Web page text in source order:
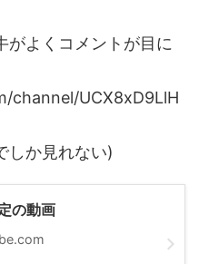
よくコメントが目に
channel/UCX8xD9LlH
しか見れない)
の動画